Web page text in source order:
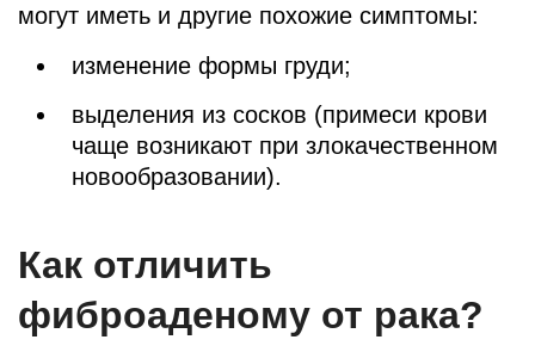
могут иметь и другие похожие симптомы:
изменение формы груди;
выделения из сосков (примеси крови
чаще возникают при злокачественном
новообразовании).
Как отличить
фиброаденому от рака?